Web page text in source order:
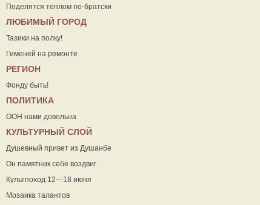
Поделятся теплом по-братски
ЛЮБИМЫЙ ГОРОД
Тазики на полку!
Гименей на ремонте
РЕГИОН
Фонду быть!
ПОЛИТИКА
ООН нами довольна
КУЛЬТУРНЫЙ СЛОЙ
Душевный привет из Душанбе
Он памятник себе воздвиг
Культпоход 12—18 июня
Мозаика талантов